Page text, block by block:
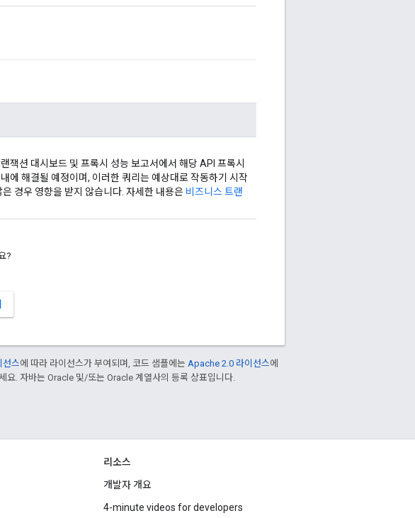
잭션 대시보드 및 프록시 성능 보고서에서 해당 API 프록시
에 해결될 예정이며, 이러한 쿼리는 예상대로 작동하기 시작
경우 영향을 받지 않습니다. 자세한 내용은 비즈니스 트랜
?
스에 따라 라이선스가 부여되며, 코드 샘플에는 Apache 2.0 라이선스에
요. 자바는 Oracle 및/또는 Oracle 계열사의 등록 상표입니다.
리소스
개발자 개요
4-minute videos for developers